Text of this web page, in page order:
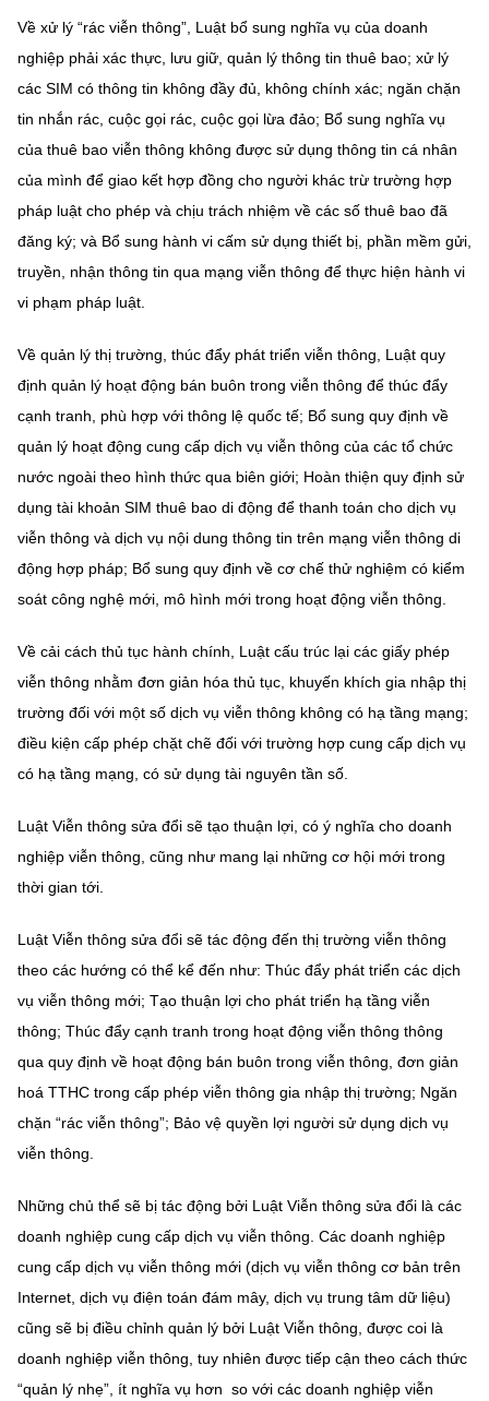
Về xử lý “rác viễn thông”, Luật bổ sung nghĩa vụ của doanh
nghiệp phải xác thực, lưu giữ, quản lý thông tin thuê bao; xử lý
các SIM có thông tin không đầy đủ, không chính xác; ngăn chặn
tin nhắn rác, cuộc gọi rác, cuộc gọi lừa đảo; Bổ sung nghĩa vụ
của thuê bao viễn thông không được sử dụng thông tin cá nhân
của mình để giao kết hợp đồng cho người khác trừ trường hợp
pháp luật cho phép và chịu trách nhiệm về các số thuê bao đã
đăng ký; và Bổ sung hành vi cấm sử dụng thiết bị, phần mềm gửi,
truyền, nhận thông tin qua mạng viễn thông để thực hiện hành vi
vi phạm pháp luật.
Về quản lý thị trường, thúc đẩy phát triển viễn thông, Luật quy
định quản lý hoạt động bán buôn trong viễn thông để thúc đẩy
cạnh tranh, phù hợp với thông lệ quốc tế; Bổ sung quy định về
quản lý hoạt động cung cấp dịch vụ viễn thông của các tổ chức
nước ngoài theo hình thức qua biên giới; Hoàn thiện quy định sử
dụng tài khoản SIM thuê bao di động để thanh toán cho dịch vụ
viễn thông và dịch vụ nội dung thông tin trên mạng viễn thông di
động hợp pháp; Bổ sung quy định về cơ chế thử nghiệm có kiểm
soát công nghệ mới, mô hình mới trong hoạt động viễn thông.
Về cải cách thủ tục hành chính, Luật cấu trúc lại các giấy phép
viễn thông nhằm đơn giản hóa thủ tục, khuyến khích gia nhập thị
trường đối với một số dịch vụ viễn thông không có hạ tầng mạng;
điều kiện cấp phép chặt chẽ đối với trường hợp cung cấp dịch vụ
có hạ tầng mạng, có sử dụng tài nguyên tần số.
Luật Viễn thông sửa đổi sẽ tạo thuận lợi, có ý nghĩa cho doanh
nghiệp viễn thông, cũng như mang lại những cơ hội mới trong
thời gian tới.
Luật Viễn thông sửa đổi sẽ tác động đến thị trường viễn thông
theo các hướng có thể kể đến như: Thúc đẩy phát triển các dịch
vụ viễn thông mới; Tạo thuận lợi cho phát triển hạ tầng viễn
thông; Thúc đẩy cạnh tranh trong hoạt động viễn thông thông
qua quy định về hoạt động bán buôn trong viễn thông, đơn giản
hoá TTHC trong cấp phép viễn thông gia nhập thị trường; Ngăn
chặn “rác viễn thông”; Bảo vệ quyền lợi người sử dụng dịch vụ
viễn thông.
Những chủ thể sẽ bị tác động bởi Luật Viễn thông sửa đổi là các
doanh nghiệp cung cấp dịch vụ viễn thông. Các doanh nghiệp
cung cấp dịch vụ viễn thông mới (dịch vụ viễn thông cơ bản trên
Internet, dịch vụ điện toán đám mây, dịch vụ trung tâm dữ liệu)
cũng sẽ bị điều chỉnh quản lý bởi Luật Viễn thông, được coi là
doanh nghiệp viễn thông, tuy nhiên được tiếp cận theo cách thức
“quản lý nhẹ”, ít nghĩa vụ hơn so với các doanh nghiệp viễn